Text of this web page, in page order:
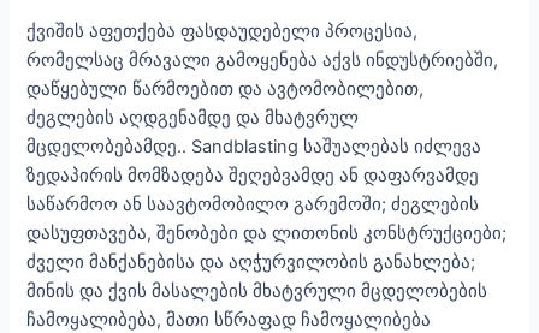
ქვიშის აფეთქება ფასდაუდებელი პროცესია,
რომელსაც მრავალი გამოყენება აქვს ინდუსტრიებში,
დაწყებული წარმოებით და ავტომობილებით,
ძეგლების აღდგენამდე და მხატვრულ
მცდელობებამდე.. Sandblasting საშუალებას იძლევა
ზედაპირის მომზადება შეღებვამდე ან დაფარვამდე
საწარმოო ან საავტომობილო გარემოში; ძეგლების
დასუფთავება, შენობები და ლითონის კონსტრუქციები;
ძველი მანქანებისა და აღჭურვილობის განახლება;
მინის და ქვის მასალების მხატვრული მცდელობების
ჩამოყალიბება, მათი სწრაფად ჩამოყალიბება